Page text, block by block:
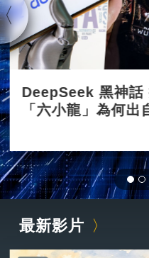
DeepSeek 黑神話
「六小龍」為何出
最新影片